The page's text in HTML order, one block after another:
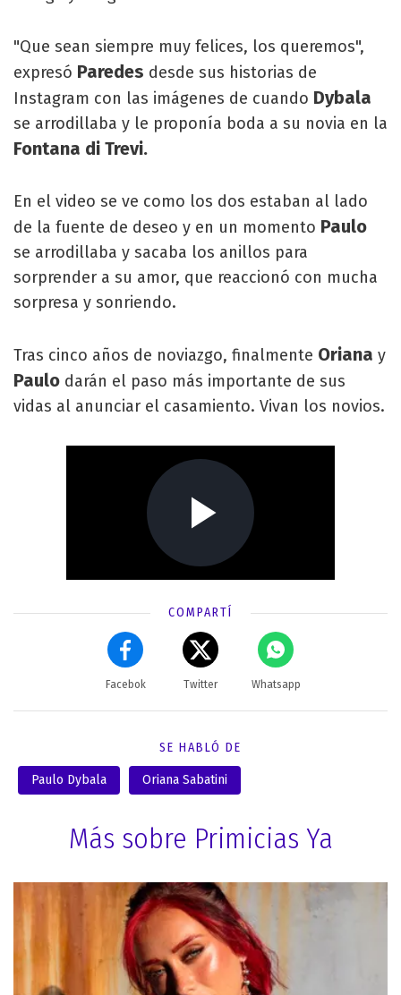
"Que sean siempre muy felices, los queremos",
expresó Paredes desde sus historias de
Instagram con las imágenes de cuando Dybala
se arrodillaba y le proponía boda a su novia en la
Fontana di Trevi.
En el video se ve como los dos estaban al lado
de la fuente de deseo y en un momento Paulo
se arrodillaba y sacaba los anillos para
sorprender a su amor, que reaccionó con mucha
sorpresa y sonriendo.
Tras cinco años de noviazgo, finalmente Oriana y
Paulo darán el paso más importante de sus
vidas al anunciar el casamiento. Vivan los novios.
COMPARTÍ
Facebok Twitter Whatsapp
SE HABLÓ DE
Paulo Dybala Oriana Sabatini
Más sobre Primicias Ya